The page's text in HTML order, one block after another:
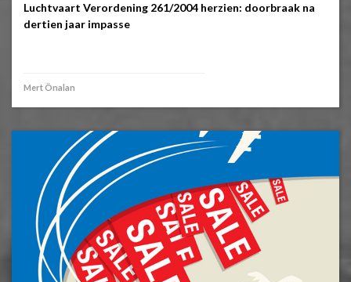
Luchtvaart Verordening 261/2004 herzien: doorbraak na
dertien jaar impasse
Mert Önalan